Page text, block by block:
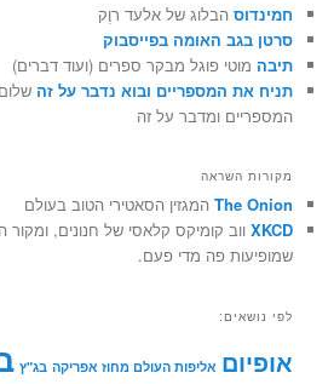
חמינדוס הבלוג של אלעד רוֶק
סרטן בגב האומה בפייסבוק
תיבה מוטי פוגל מבקר ספרים (ועוד דברים)
תניח את המספריים ובוא נדבר על זה
המספריים ומדבר על זה
מקורות השראה
The Onion המגזין הסאטירי הטוב בעולם
XKCD ווב קומיקס קלאסי של חנונים,
שמופיעות פה מדי פעם.
לפי נושאים:
אופיום אליפות העולם מחוז אפריקה בג"ץ